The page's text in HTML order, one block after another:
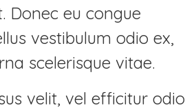
Research
Donec eu congue
vestibulum odio ex,
scelerisque vitae.
velit, vel efficitur odio